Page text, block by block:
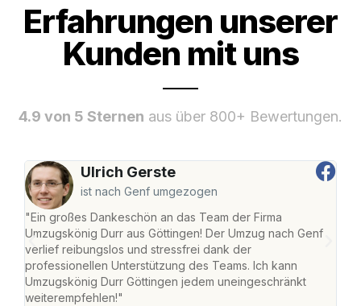
Erfahrungen unserer
Kunden mit uns
4.9 von 5 Sternen aus über 800+ Bewertungen.
Ulrich Gerste
ist nach Genf umgezogen
"Ein großes Dankeschön an das Team der Firma
Umzugskönig Durr aus Göttingen! Der Umzug nach Genf
verlief reibungslos und stressfrei dank der
professionellen Unterstützung des Teams. Ich kann
Umzugskönig Durr Göttingen jedem uneingeschränkt
weiterempfehlen!"